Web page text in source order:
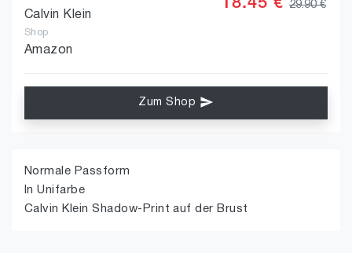
Calvin Klein
Shop
Amazon
18.45 € 29.90 €
Zum Shop
Normale Passform
In Unifarbe
Calvin Klein Shadow-Print auf der Brust